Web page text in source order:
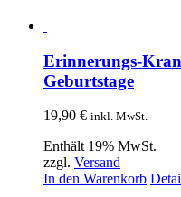
Erinnerungs-
Geburtstage
19,90 € inkl. MwSt.
Enthält 19% MwSt.
zzgl. Versand
In den Warenkorb